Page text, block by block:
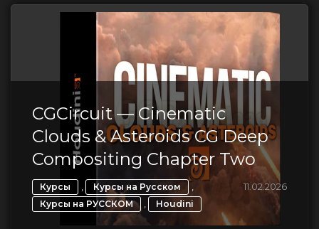
CGCircuit — Cinematic
Clouds & Asteroids CG Deep
Compositing Chapter Two
Курсы , Курсы на Русском ,
Курсы на РУССКОМ , Houdini
11.02.2026